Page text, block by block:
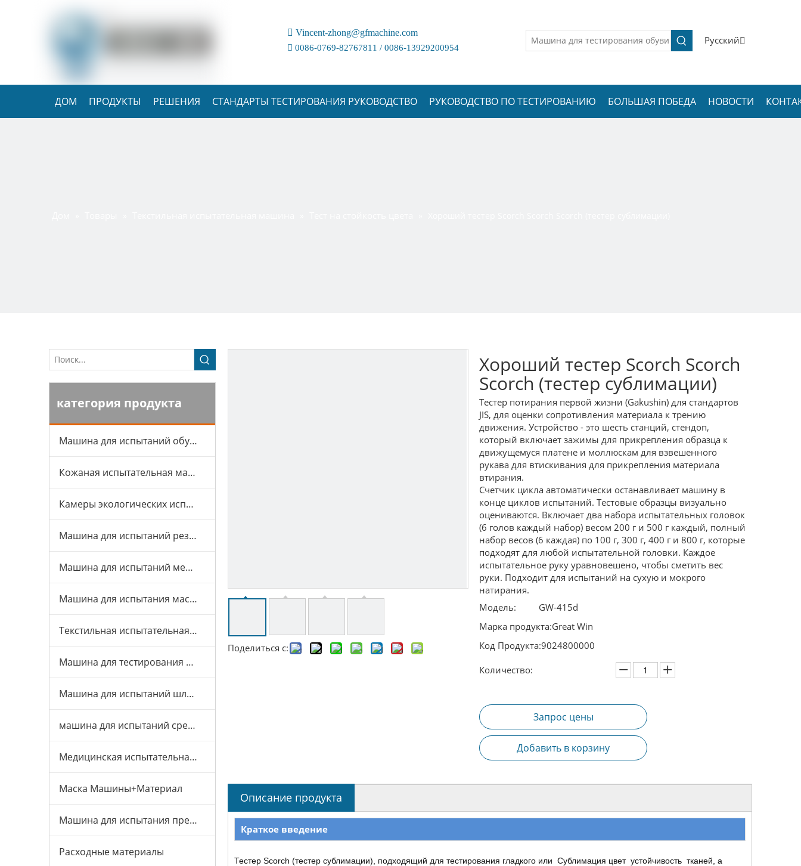
 Vincent-zhong@gfmachine.com
 0086-0769-82767811 / 0086-13929200954
Pусский
ДОМ ПРОДУКТЫ РЕШЕНИЯ СТАНДАРТЫ ТЕСТИРОВАНИЯ РУКОВОДСТВО РУКОВОДСТВО ПО ТЕСТИРОВАНИЮ БОЛЬШАЯ ПОБЕДА НОВОСТИ
категория продукта
Машина для испытаний обуви
Кожаная испытательная машина
Камеры экологических испытаний
Машина для испытаний резины и пластика
Машина для испытаний мебели
Машина для испытания масок
Текстильная испытательная машина
Машина для тестирования игрушек
Машина для испытаний шлемов
машина для испытаний средств индивидуальной защиты
Медицинская испытательная машина
Маска Машины+Материал
Машина для испытания презервативов
Расходные материалы
Поделиться с:
Хороший тестер Scorch Scorch
Scorch (тестер сублимации)
Тестер потирания первой жизни (Gakushin) для стандартов
JIS, для оценки сопротивления материала к трению
движения. Устройство - это шесть станций, стендоп,
который включает зажимы для прикрепления образца к
движущемуся платене и моллюскам для взвешенного
рукава для втискивания для прикрепления материала
втирания.
Счетчик цикла автоматически останавливает машину в
конце циклов испытаний. Тестовые образцы визуально
оцениваются. Включает два набора испытательных головок
(6 голов каждый набор) весом 200 г и 500 г каждый, полный
набор весов (6 каждая) по 100 г, 300 г, 400 г и 800 г, которые
подходят для любой испытательной головки. Каждое
испытательное руку уравновешено, чтобы сметить вес
руки. Подходит для испытаний на сухую и мокрого
натирания.
Модель:
GW-415d
Марка продукта:Great Win
Код Продукта:9024800000
Количество:
Запрос цены
Добавить в корзину
Описание продукта
Краткое введение
Тестер Scorch (тестер сублимации), подходящий для тестирования гладкого или Сублимация цвет устойчивость тканей, а